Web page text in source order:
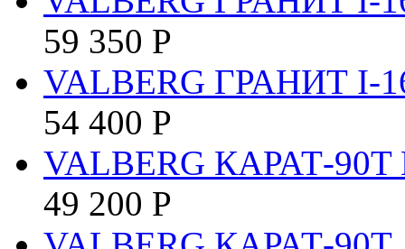
59 350 Р
VALBERG ГРАНИТ I-
54 400 Р
VALBERG КАРАТ-90T
49 200 Р